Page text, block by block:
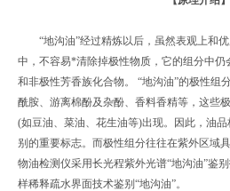
“地沟油”经过精炼以后，虽然表观上和优
中，不容易*清除掉极性物质，它的组分中
和非极性芳香族化合物。 “地沟油”的极性组
酰胺、游离棉酚及杂酚、香料香精等，这些
(如豆油、菜油、花生油等)出现。因此，油
别的重要标志。而极性组分往往在紫外区域
物油检测仪采用长光程紫外光谱“地沟油”鉴
样稀释疏水界面技术鉴别“地沟油”。